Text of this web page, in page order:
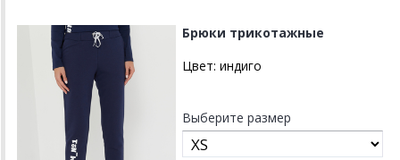
Брюки трикотажные
Цвет: индиго
Выберите размер